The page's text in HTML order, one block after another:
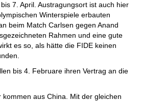
7. April. Austragungsort ist auch hier
Winterspiele erbauten
beim Match Carlsen gegen Anand
Rahmen und eine gute
es so, als hätte die FIDE keinen
bis 4. Februare ihren Vertrag an die
aus China. Mit der gleichen